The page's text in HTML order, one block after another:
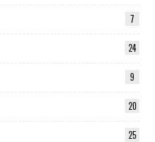
7
24
9
20
25